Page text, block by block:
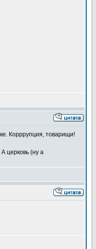
Корррупция, товарищи!
церковь (ну а